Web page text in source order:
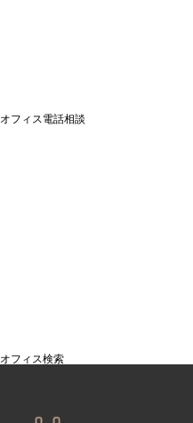
オフィス電話相談
オフィス検索